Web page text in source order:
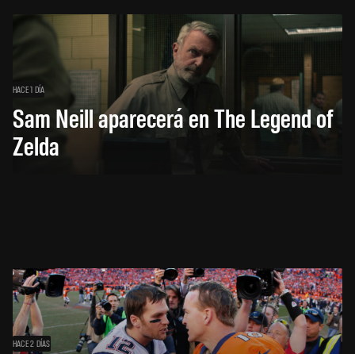
HACE 1 DÍA
Sam Neill aparecerá en The Legend of
Zelda
HACE 2 DÍAS